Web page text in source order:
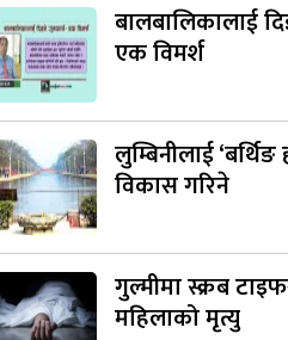
बालबालिकालाई
एक विमर्श
लुम्बिनीलाई
विकास गरिने
गुल्मीमा स्क्रब
महिलाको मृत्यु